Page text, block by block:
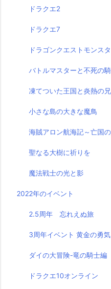
ドラクエ2
ドラクエ7
ドラゴンクエストモンス
バトルマスターと不死の
凍てついた王国と炎熱の
小さな島の大きな魔鳥
海賊アロン航海記～亡国
聖なる大樹に祈りを
魔法戦士の光と影
2022年のイベント
2.5周年 忘れえぬ旅
3周年イベント 黄金の勇気
ダイの大冒険-竜の騎士編
ドラクエ10オンライン